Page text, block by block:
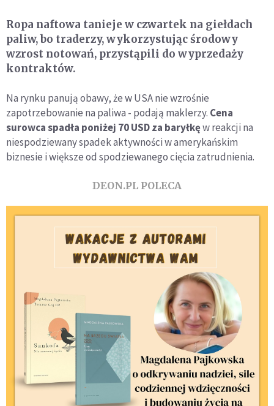
Ropa naftowa tanieje w czwartek na giełdach
paliw, bo traderzy, wykorzystując środowy
wzrost notowań, przystąpili do wyprzedaży
kontraktów.
Na rynku panują obawy, że w USA nie wzrośnie
zapotrzebowanie na paliwa - podają maklerzy. Cena
surowca spadła poniżej 70 USD za baryłkęw reakcji na
niespodziewany spadek aktywności w amerykańskim
biznesie i większe od spodziewanego cięcia zatrudnienia.
DEON.PL POLECA